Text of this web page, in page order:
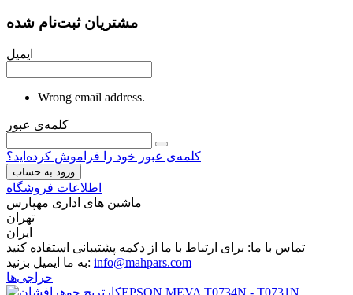
مشتریان ثبت‌نام شده
ایمیل
Wrong email address.
کلمه‌ی عبور
کلمه‌ی عبور خود را فراموش کرده‌اید؟
ورود به حساب
اطلاعات فروشگاه
ماشین های اداری مهپارس
تهران
ایران
تماس با ما: برای ارتباط با ما از دکمه پشتیبانی استفاده کنید
به ما ایمیل بزنید: info@mahpars.com
حراجی‌ها